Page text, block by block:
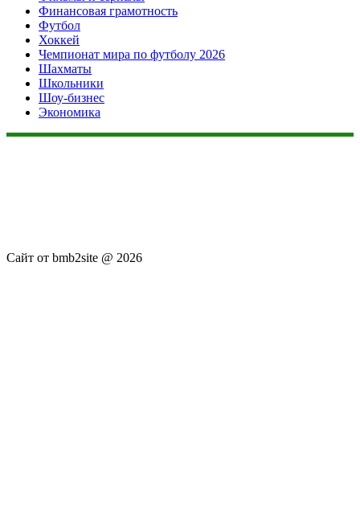
Финансовая грамотность
Футбол
Хоккей
Чемпионат мира по футболу 2026
Шахматы
Школьники
Шоу-бизнес
Экономика
Сайт от bmb2site @ 2026